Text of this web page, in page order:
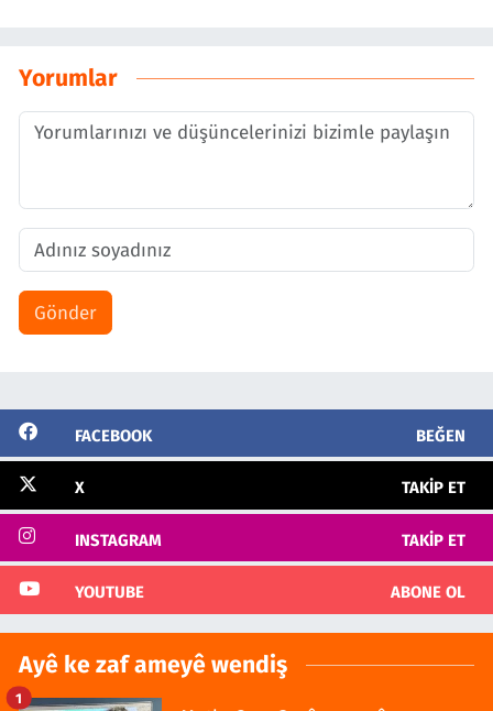
Yorumlar
Gönder
FACEBOOK BEĞEN
X TAKIP ET
INSTAGRAM TAKIP ET
YOUTUBE ABONE OL
Ayê ke zaf ameyê wendiş
1